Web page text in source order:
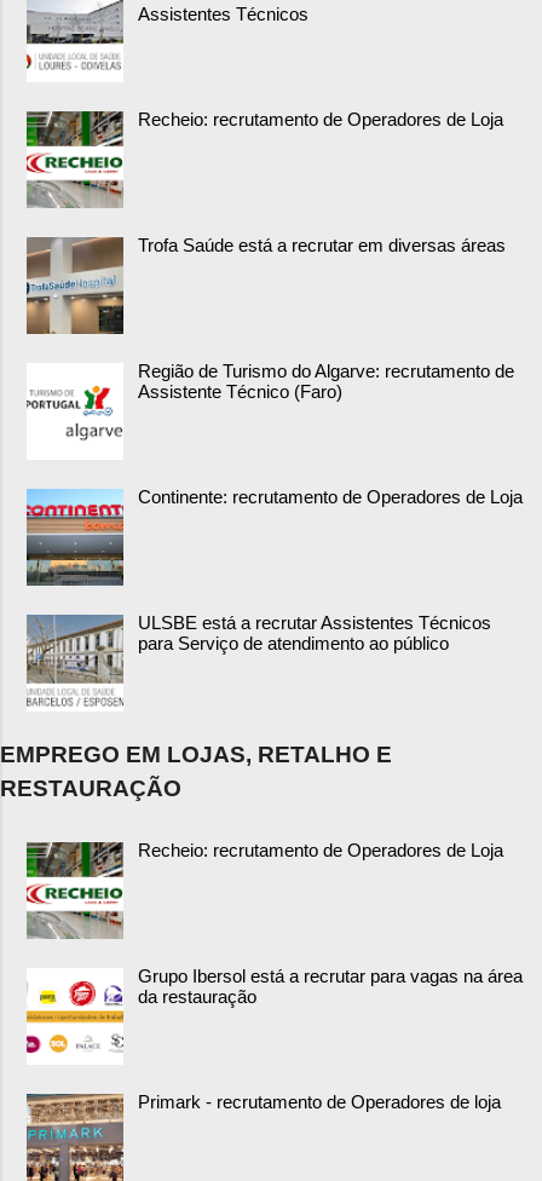
Assistentes Técnicos
Recheio: recrutamento de Operadores de Loja
Trofa Saúde está a recrutar em diversas áreas
Região de Turismo do Algarve: recrutamento de
Assistente Técnico (Faro)
Continente: recrutamento de Operadores de Loja
ULSBE está a recrutar Assistentes Técnicos
para Serviço de atendimento ao público
EMPREGO EM LOJAS, RETALHO E
RESTAURAÇÃO
Recheio: recrutamento de Operadores de Loja
Grupo Ibersol está a recrutar para vagas na área
da restauração
Primark - recrutamento de Operadores de loja